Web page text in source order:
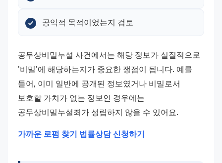
공익적 목적이었는지 검토
공무상비밀누설 사건에서는 해당 정보가 실질적으로
'비밀'에 해당하는지가 중요한 쟁점이 됩니다. 예를
들어, 이미 일반에 공개된 정보였거나 비밀로서
보호할 가치가 없는 정보인 경우에는
공무상비밀누설죄가 성립하지 않을 수 있어요.
가까운 로펌 찾기 법률상담 신청하기